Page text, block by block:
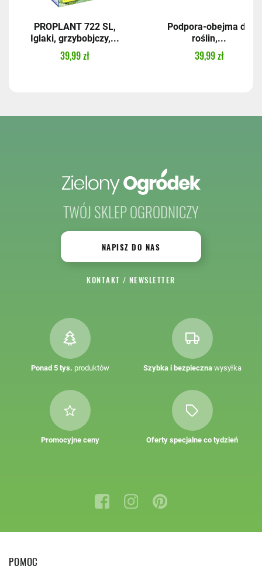
PROPLANT 722 SL,
Iglaki, grzybobjczy,...
39,99 zł
Podpora-obejma do
roślin,...
39,99 zł
TWÓJ SKLEP OGRODNICZY
NAPISZ DO NAS
KONTAKT / NEWSLETTER
Ponad 5 tys. produktów Szybka i bezpiecznawysyłka
Promocyjne ceny Oferty specjalne co tydzień
POMOC